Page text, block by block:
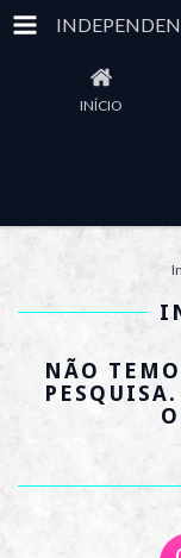
INÍCIO
NÃO